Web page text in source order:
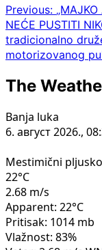
Post
navigation
Previous:
NEĆE PUSTITI
tradicionalno
motorizovanog
The
Banja luka
6. август 2026.,
Mestimični
22°C
2.68 m/s
Apparent: 22°C
Pritisak: 1014 mb
Vlažnost: 83%